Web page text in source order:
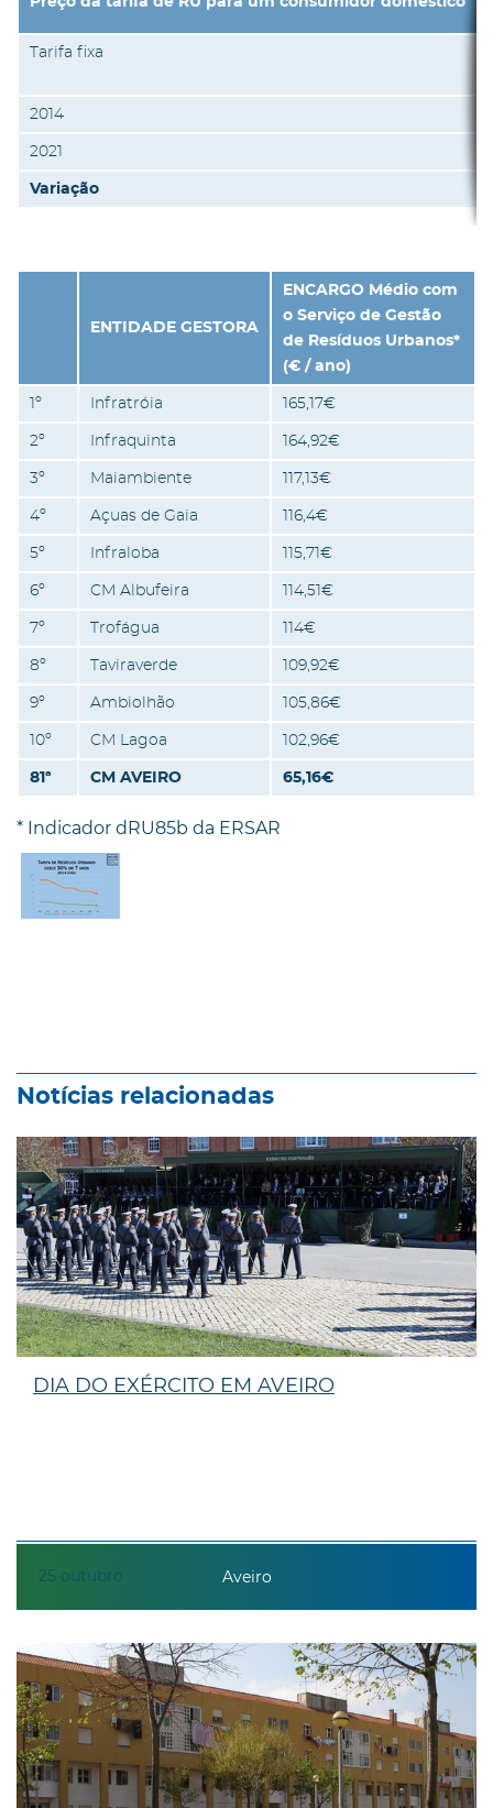
Tarifa fixa
2014
2021
Variação
ENTIDADE GESTORA
ENCARGO Médio com
o Serviço de Gestão
de Resíduos Urbanos*
(€ / ano)
1º Infratróia 165,17€
2º Infraquinta 164,92€
3º Maiambiente 117,13€
4º Açuas de Gaia 116,4€
5º Infraloba 115,71€
6º CM Albufeira 114,51€
7º Trofágua 114€
8º Taviraverde 109,92€
9º Ambiolhão 105,86€
10º CM Lagoa 102,96€
81ª CM AVEIRO 65,16€
* Indicador dRU85b da ERSAR
Notícias relacionadas
25 outubro
DIA DO EXÉRCITO EM AVEIRO
Aveiro